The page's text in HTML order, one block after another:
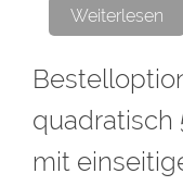
Datenformat: 6,1 cm x
Bitte den partiellen
müssen auf
und eine Linienstärke
Weiterlesen
quadratisch
mit